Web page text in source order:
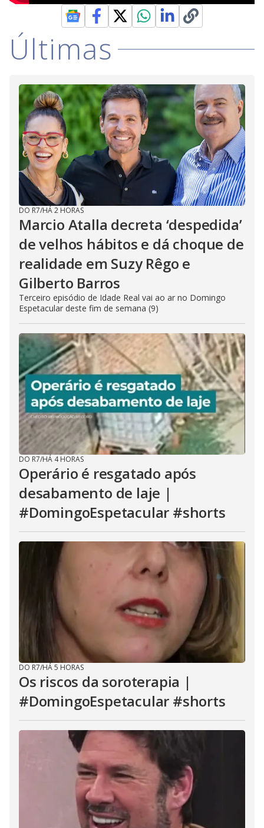
Últimas
DO R7/HÁ 2 HORAS
Marcio Atalla decreta ‘despedida’
de velhos hábitos e dá choque de
realidade em Suzy Rêgo e
Gilberto Barros
Terceiro episódio de Idade Real vai ao ar no Domingo
Espetacular deste fim de semana (9)
DO R7/HÁ 4 HORAS
Operário é resgatado após
desabamento de laje |
#DomingoEspetacular #shorts
DO R7/HÁ 5 HORAS
Os riscos da soroterapia |
#DomingoEspetacular #shorts